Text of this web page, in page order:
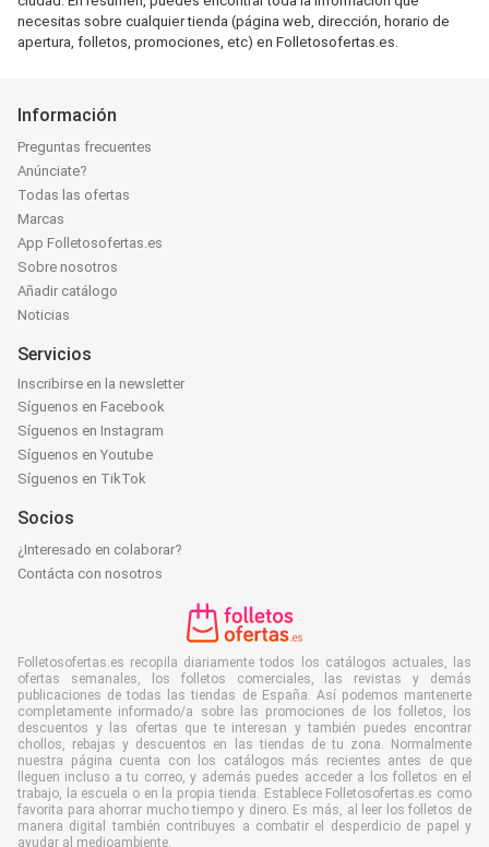
necesitas sobre cualquier tienda (página web, dirección, horario de
apertura, folletos, promociones, etc) en Folletosofertas.es.
Información
Preguntas frecuentes
Anúnciate?
Todas las ofertas
Marcas
App Folletosofertas.es
Sobre nosotros
Añadir catálogo
Noticias
Servicios
Inscribirse en la newsletter
Síguenos en Facebook
Síguenos en Instagram
Síguenos en Youtube
Síguenos en TikTok
Socios
¿Interesado en colaborar?
Contácta con nosotros
Folletosofertas.es recopila diariamente todos los catálogos actuales, las
ofertas semanales, los folletos comerciales, las revistas y demás
publicaciones de todas las tiendas de España. Así podemos mantenerte
completamente informado/a sobre las promociones de los folletos, los
descuentos y las ofertas que te interesan y también puedes encontrar
chollos, rebajas y descuentos en las tiendas de tu zona. Normalmente
nuestra página cuenta con los catálogos más recientes antes de que
lleguen incluso a tu correo, y además puedes acceder a los folletos en el
trabajo, la escuela o en la propia tienda. Establece Folletosofertas.es como
favorita para ahorrar mucho tiempo y dinero. Es más, al leer los folletos de
manera digital también contribuyes a combatir el desperdicio de papel y
ayudar al medioambiente.